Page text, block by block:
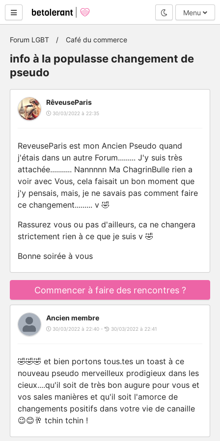
Mode nuit
Menu
Forum LGBT Café du commerce
info à la populasse changement de
pseudo
RêveuseParis
30/03/2022 à 22:35
ReveuseParis est mon Ancien Pseudo quand
j'étais dans un autre Forum......... J'y suis très
attachée........... Nannnnn Ma ChagrinBulle rien a
voir avec Vous, cela faisait un bon moment que
j'y pensais, mais, je ne savais pas comment faire
ce changement......... v 🤣
Rassurez vous ou pas d'ailleurs, ca ne changera
strictement rien à ce que je suis v 🤣
Bonne soirée à vous
Commencer à faire des rencontres ?
Ancien membre
30/03/2022 à 22:40 - 30/03/2022 à 22:41
🤣🤣🤣 et bien portons tous.tes un toast à ce
nouveau pseudo merveilleux prodigieux dans les
cieux....qu'il soit de très bon augure pour vous et
vos sales manières et qu'il soit l'amorce de
changements positifs dans votre vie de canaille
😉😊🥂 tchin tchin !